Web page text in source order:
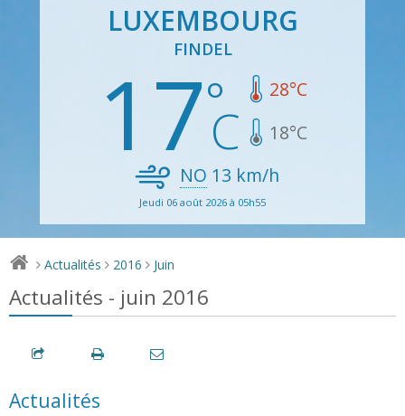
LUXEMBOURG
FINDEL
17 28°C
18°C
NO 13 km/h
Jeudi 06 août 2026 à 05h55
> Actualités > 2016 > Juin
Actualités - juin 2016
Actualités